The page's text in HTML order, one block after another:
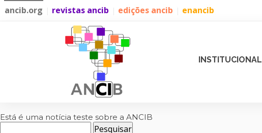
ancib.org revistas ancib edições ancib enancib
INSTITUCIONAL
Está é uma notícia teste sobre a ANCIB